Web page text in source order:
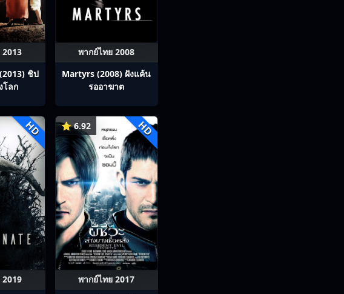
ชิป
โลก
พากย์ไทย 2008
Martyrs (2008) ฝังแค้น
รออาฆาต
HD ⭐ 6.92 HD
พากย์ไทย 2017